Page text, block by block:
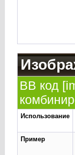
BB код
Использование
Пример